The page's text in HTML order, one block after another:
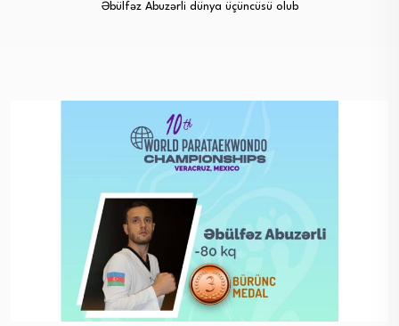
Əbülfəz Abuzərli dünya üçüncüsü olub